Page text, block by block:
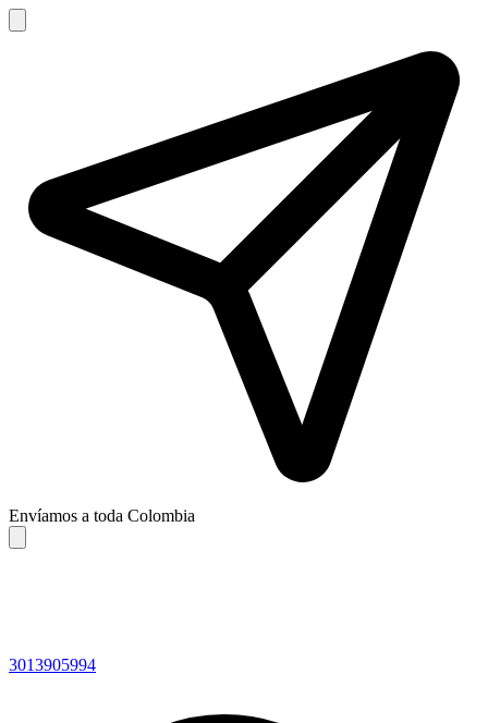
Envíamos a toda Colombia
3013905994